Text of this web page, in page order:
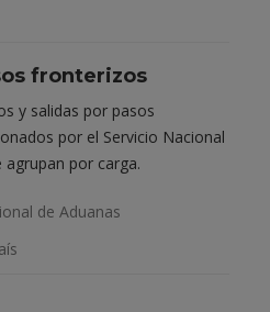
fronterizos
y salidas por pasos
por el Servicio Nacional
por carga.
de Aduanas